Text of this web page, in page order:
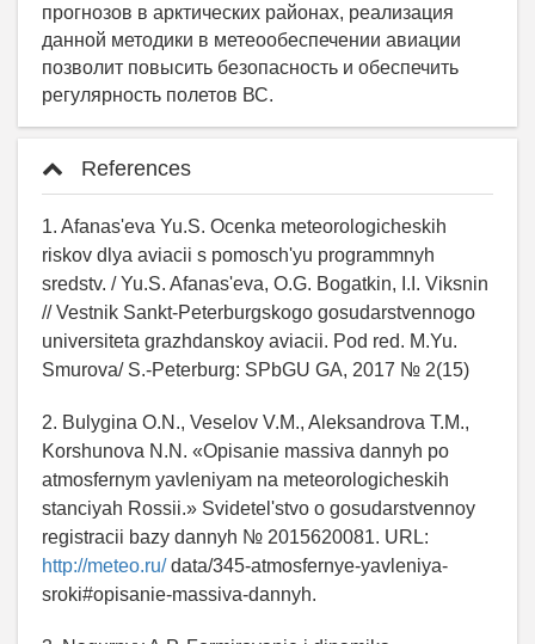
прогнозов в арктических районах, реализация
данной методики в метеообеспечении авиации
позволит повысить безопасность и обеспечить
регулярность полетов ВС.
References
1. Afanas'eva Yu.S. Ocenka meteorologicheskih
riskov dlya aviacii s pomosch'yu programmnyh
sredstv. / Yu.S. Afanas'eva, O.G. Bogatkin, I.I. Viksnin
// Vestnik Sankt-Peterburgskogo gosudarstvennogo
universiteta grazhdanskoy aviacii. Pod red. M.Yu.
Smurova/ S.-Peterburg: SPbGU GA, 2017 № 2(15)
2. Bulygina O.N., Veselov V.M., Aleksandrova T.M.,
Korshunova N.N. «Opisanie massiva dannyh po
atmosfernym yavleniyam na meteorologicheskih
stanciyah Rossii.» Svidetel'stvo o gosudarstvennoy
registracii bazy dannyh № 2015620081. URL:
http://meteo.ru/data/345-atmosfernye-yavleniya-
sroki#opisanie-massiva-dannyh.